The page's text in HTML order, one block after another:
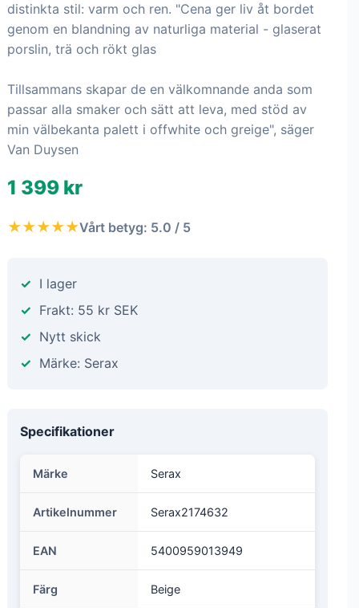
distinkta stil: varm och ren. "Cena ger liv åt bordet
genom en blandning av naturliga material - glaserat
porslin, trä och rökt glas
Tillsammans skapar de en välkomnande anda som
passar alla smaker och sätt att leva, med stöd av
min välbekanta palett i offwhite och greige", säger
Van Duysen
1 399 kr
★★★★★Vårt betyg: 5.0 / 5
I lager
Frakt: 55 kr SEK
Nytt skick
Märke: Serax
Specifikationer
Märke Serax
Artikelnummer Serax2174632
EAN 5400959013949
Färg Beige